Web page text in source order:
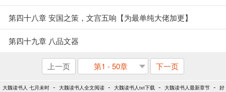
第四十八章 安国之策，文宫五响【为最单纯大佬加更】
第四十九章 八品文器
上一页 第1 - 50章 下一页
大魏读书人 七月未时 - 大魏读书人全文阅读 - 大魏读书人txt下载 - 大魏读书人最新章节 - 好